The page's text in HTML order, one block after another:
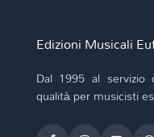
Edizioni Musicali
Dal 1995 al servizio
qualità per musicisti